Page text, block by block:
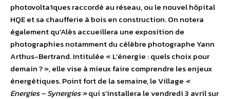
photovoltaïques raccordé au réseau, ou le nouvel hôpital
HQE et sa chaufferie à bois en construction. On notera
également qu’Alès accueillera une exposition de
photographies notamment du célèbre photographe Yann
Arthus-Bertrand. Intitulée « L’énergie : quels choix pour
demain ? », elle vise à mieux faire comprendre les enjeux
énergétiques. Point fort de la semaine, le Village «
Energies – Synergies »qui s’installera le vendredi 3 avril sur